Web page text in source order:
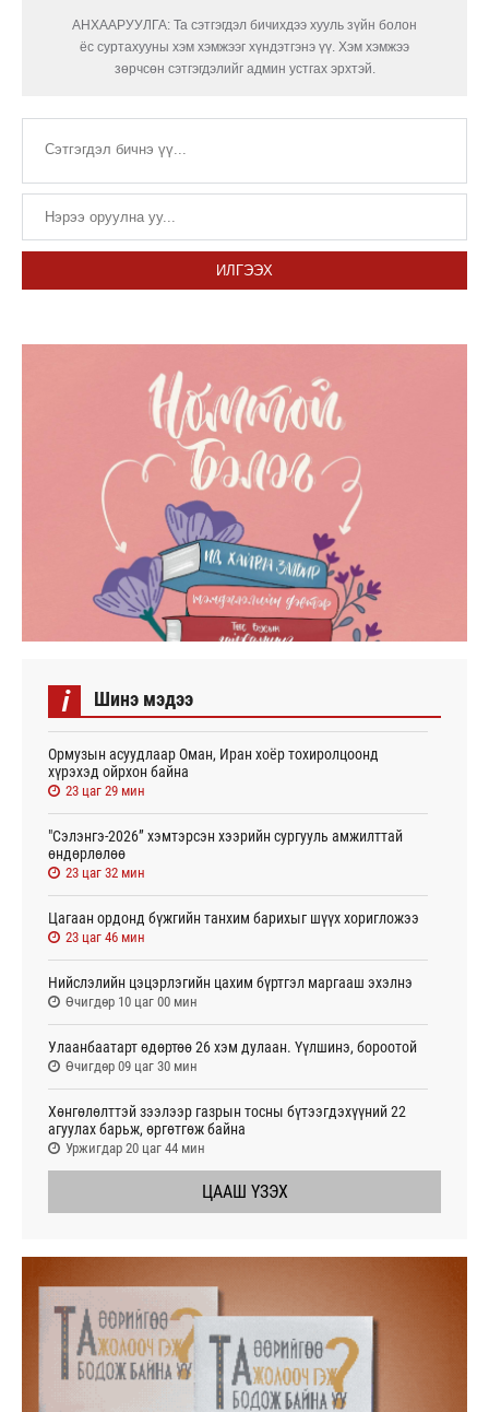
АНХААРУУЛГА: Та сэтгэгдэл бичихдээ хууль зүйн болон
ёс суртахууны хэм хэмжээг хүндэтгэнэ үү. Хэм хэмжээ
зөрчсөн сэтгэгдэлийг админ устгах эрхтэй.
ИЛГЭЭХ
i Шинэ мэдээ
Ормузын асуудлаар Оман, Иран хоёр тохиролцоонд
хүрэхэд ойрхон байна
23 цаг 29 мин
"Сэлэнгэ-2026” хэмтэрсэн хээрийн сургууль амжилттай
өндөрлөлөө
23 цаг 32 мин
Цагаан ордонд бүжгийн танхим барихыг шүүх хоригложээ
23 цаг 46 мин
Нийслэлийн цэцэрлэгийн цахим бүртгэл маргааш эхэлнэ
Өчигдөр 10 цаг 00 мин
Улаанбаатарт өдөртөө 26 хэм дулаан. Үүлшинэ, бороотой
Өчигдөр 09 цаг 30 мин
Хөнгөлөлттэй зээлээр газрын тосны бүтээгдэхүүний 22
агуулах барьж, өргөтгөж байна
Уржигдар 20 цаг 44 мин
ЦААШ ҮЗЭХ